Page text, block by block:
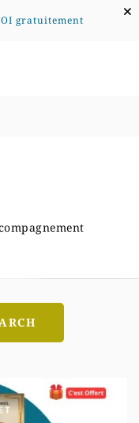
gratuitement